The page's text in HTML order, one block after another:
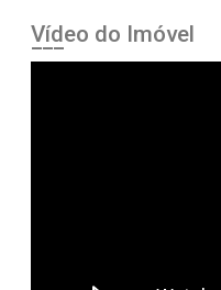
Vídeo do Imóvel